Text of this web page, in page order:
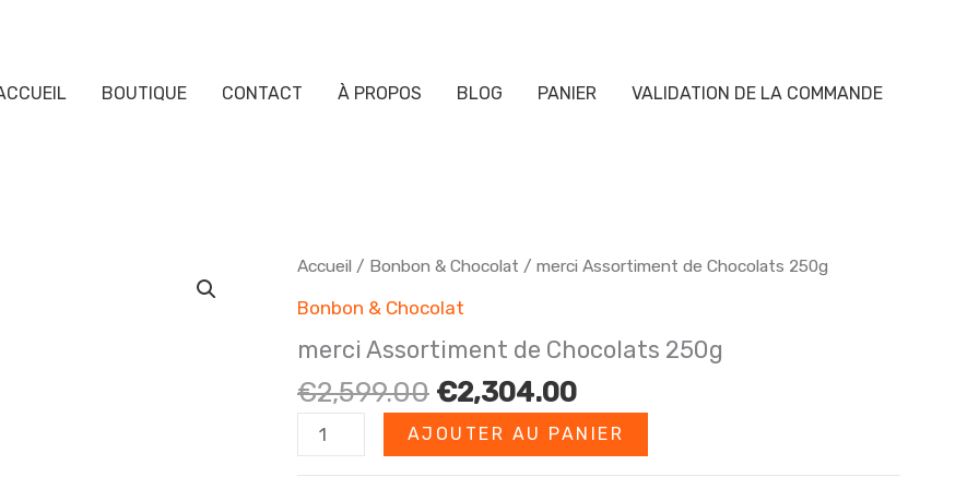
BOUTIQUE CONTACT À PROPOS BLOG PANIER VALIDATION DE LA COMMANDE
Accueil / Bonbon & Chocolat / merci Assortiment de Chocolats 250g
Bonbon & Chocolat
merci Assortiment de Chocolats 250g
€2,599.00 Le
prix
initial
était :
€2,304.00Le
prix
actuel
est :
quantité
de
AJOUTER AU PANIER